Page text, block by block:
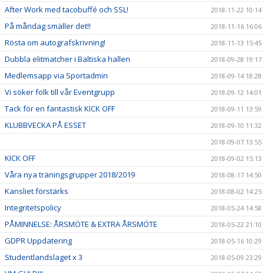
After Work med tacobuffé och SSL! 2018-11-22 10:14
På måndag smäller det!! 2018-11-16 16:06
Rösta om autografskrivning! 2018-11-13 15:45
Dubbla elitmatcher i Baltiska hallen 2018-09-28 19:17
Medlemsapp via Sportadmin 2018-09-14 18:28
Vi söker folk till vår Eventgrupp 2018-09-12 14:01
Tack för en fantastisk KICK OFF 2018-09-11 13:59
KLUBBVECKA PÅ ESSET
2018-09-10 11:32
2018-09-07 13:55
KICK OFF 2018-09-02 15:13
Våra nya träningsgrupper 2018/2019 2018-08-17 14:50
Kansliet förstärks 2018-08-02 14:25
Integritetspolicy 2018-05-24 14:58
PÅMINNELSE: ÅRSMÖTE & EXTRA ÅRSMÖTE 2018-05-22 21:10
GDPR Uppdatering 2018-05-16 10:29
Studentlandslaget x 3 2018-05-09 23:29